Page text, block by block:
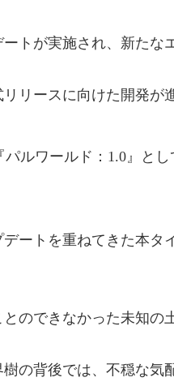
トが実施され、新たな
リースに向けた開発が
パルワールド：1.0』と
ートを重ねてきた本タ
のできなかった未知の
の背後では、不穏な気